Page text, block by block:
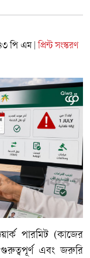
পি এম প্রিন্ট সংস্করণ
পারমিট (কাজের
এবং জরুরি